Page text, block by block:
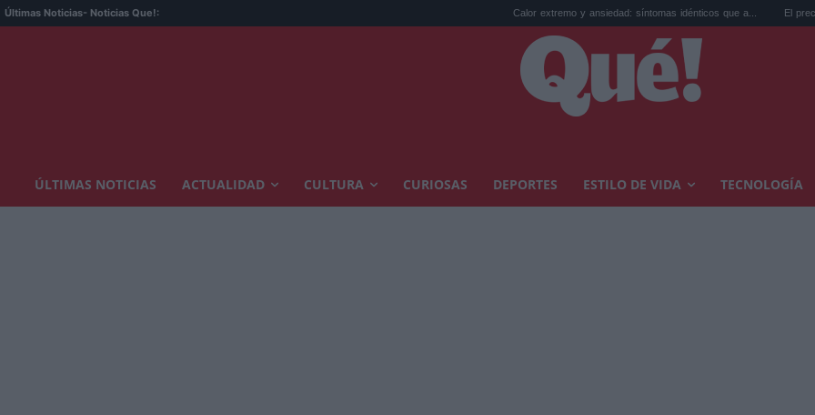
Últimas Noticias- Noticias Que!: Calor extremo y ansiedad: síntomas idénticos que a... El precio de la vivienda
ÚLTIMAS NOTICIAS ACTUALIDAD CULTURA CURIOSAS DEPORTES ESTILO DE VIDA TECNOLOGÍA